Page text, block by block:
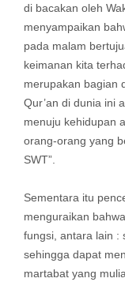
di bacakan oleh
menyampaikan
pada malam
keimanan kita
merupakan bagian
Qur’an di dunia ini
menuju kehidupan
orang-orang yang
SWT”.
Sementara itu
menguraikan
fungsi, antara lain :
sehingga dapat
martabat yang